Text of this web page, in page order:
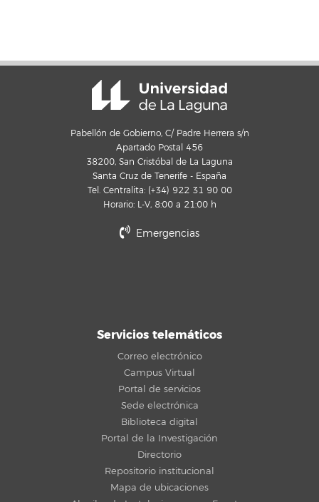
Pabellón de Gobierno, C/ Padre Herrera s/n
Apartado Postal 456
38200, San Cristóbal de La Laguna
Santa Cruz de Tenerife - España
Tel. Centralita: (+34) 922 31 90 00
Horario: L-V, 8:00 a 21:00 h
Emergencias
Servicios telemáticos
Correo electrónico
Campus Virtual
Portal de servicios
Sede electrónica
Biblioteca digital
Portal de la Investigación
Directorio
Repositorio institucional
Mapa de ubicaciones